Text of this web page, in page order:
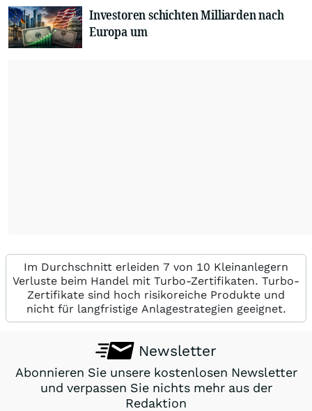
Investoren schichten Milliarden nach
Europa um
Im Durchschnitt erleiden 7 von 10 Kleinanlegern
Verluste beim Handel mit Turbo-Zertifikaten. Turbo-
Zertifikate sind hoch risikoreiche Produkte und
nicht für langfristige Anlagestrategien geeignet.
Newsletter
Abonnieren Sie unsere kostenlosen Newsletter
und verpassen Sie nichts mehr aus der
Redaktion